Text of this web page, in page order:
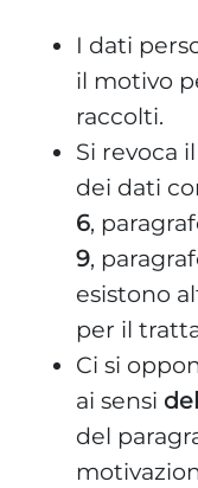
I dati
il motivo
raccolti.
Si revoca
dei dati
6,
9,
esistono
per il
Ci si
ai sensi
del